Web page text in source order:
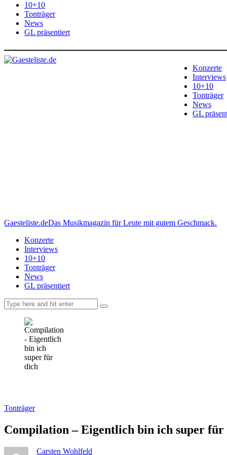
10+10
Tonträger
News
GL präsentiert
Konzerte
Interviews
10+10
Tonträger
News
GL
Gaesteliste.deDas Musikmagazin für Leute mit gutem Geschmack.
Konzerte
Interviews
10+10
Tonträger
News
GL präsentiert
Tonträger
Compilation – Eigentlich bin ich super für
Carsten Wohlfeld